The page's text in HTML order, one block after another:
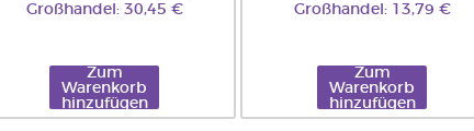
Großhandel: 30,45 €
Zum
Warenkorb
hinzufügen
Großhandel: 13,79 €
Zum
Warenkorb
hinzufügen